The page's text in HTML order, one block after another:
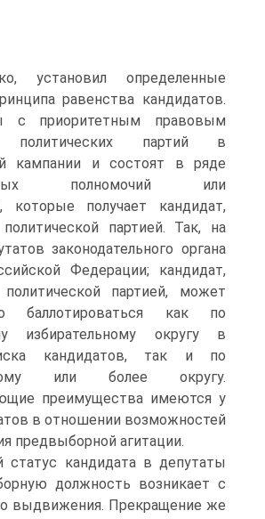
установил определенные
равенства кандидатов.
с приоритетным правовым
политических партий в
кампании и состоят в ряде
полномочий или
которые получает кандидат,
партией. Так, на
законодательного органа
Федерации; кандидат,
партией, может
баллотироваться как по
избирательному округу в
кандидатов, так и по
или более округу.
преимущества имеются у
в отношении возможностей
предвыборной агитации.
статус кандидата в депутаты
должность возникает с
выдвижения. Прекращение же